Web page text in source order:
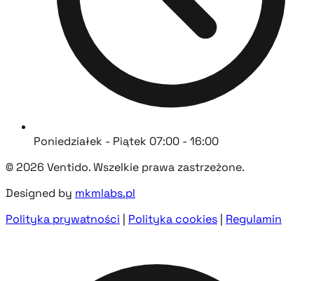
Poniedziałek - Piątek 07:00 - 16:00
© 2026 Ventido. Wszelkie prawa zastrzeżone.
Designed by mkmlabs.pl
Polityka prywatności | Polityka cookies | Regulamin